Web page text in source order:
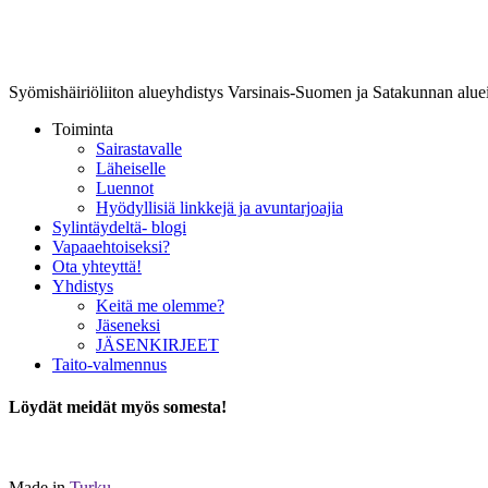
Syömishäiriöliiton alueyhdistys Varsinais-Suomen ja Satakunnan
Toiminta
Sairastavalle
Läheiselle
Luennot
Hyödyllisiä linkkejä ja avuntarjoajia
Sylintäydeltä- blogi
Vapaaehtoiseksi?
Ota yhteyttä!
Yhdistys
Keitä me olemme?
Jäseneksi
JÄSENKIRJEET
Taito-valmennus
Löydät meidät myös somesta!